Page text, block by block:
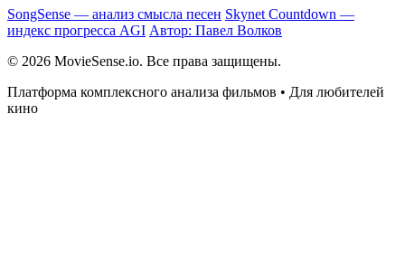
SongSense — анализ смысла песен Skynet Countdown —
индекс прогресса AGI Автор: Павел Волков
© 2026 MovieSense.io. Все права защищены.
Платформа комплексного анализа фильмов • Для любителей
кино